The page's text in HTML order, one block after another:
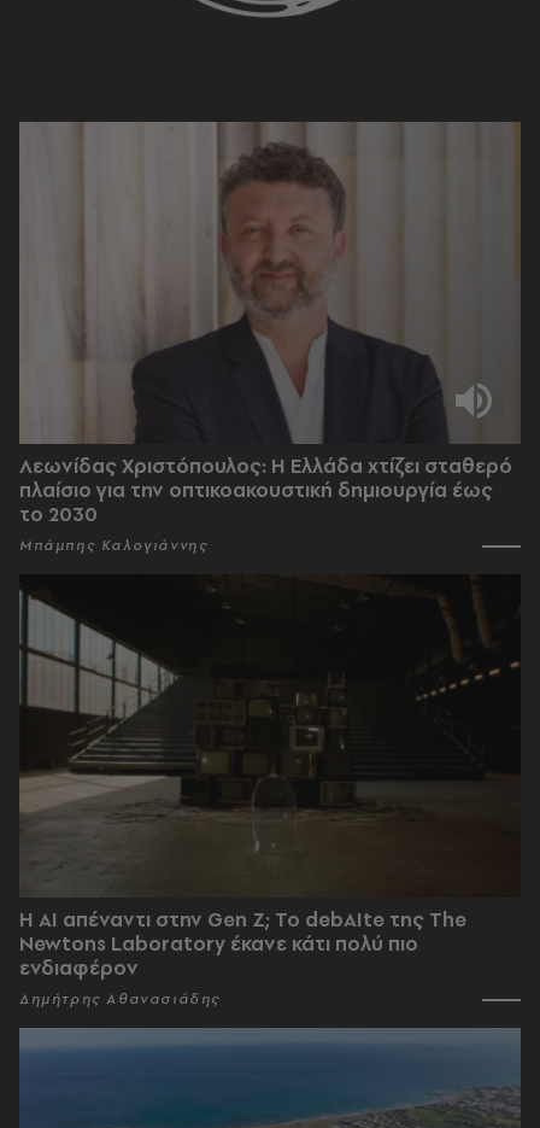
Λεωνίδας Χριστόπουλος: Η Ελλάδα χτίζει σταθερό
πλαίσιο για την οπτικοακουστική δημιουργία έως
το 2030
Μπάμπης Καλογιάννης
Η AI απέναντι στην Gen Z; Το debAIte της The
Newtons Laboratory έκανε κάτι πολύ πιο
ενδιαφέρον
Δημήτρης Αθανασιάδης